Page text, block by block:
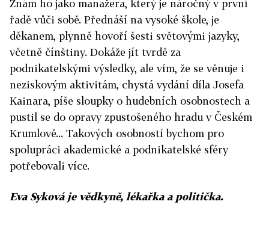
Znám ho jako manažera, který je náročný v první
řadě vůči sobě. Přednáší na vysoké škole, je
děkanem, plynně hovoří šesti světovými jazyky,
včetně čínštiny. Dokáže jít tvrdě za
podnikatelskými výsledky, ale vím, že se věnuje i
neziskovým aktivitám, chystá vydání díla Josefa
Kainara, píše sloupky o hudebních osobnostech a
pustil se do opravy zpustošeného hradu v Českém
Krumlově... Takových osobností bychom pro
spolupráci akademické a podnikatelské sféry
potřebovali více.
Eva Syková je vědkyně, lékařka a politička.